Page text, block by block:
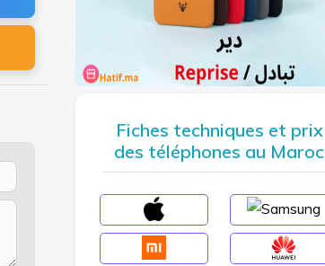
Fiches techniques et prix
des téléphones au Maroc